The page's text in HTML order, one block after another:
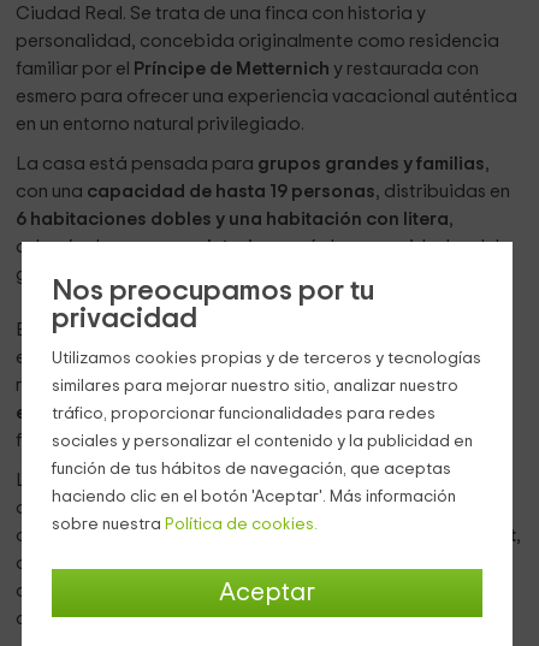
Nos preocupamos por tu
privacidad
Utilizamos cookies propias y de terceros y tecnologías
similares para mejorar nuestro sitio, analizar nuestro
tráfico, proporcionar funcionalidades para redes
sociales y personalizar el contenido y la publicidad en
función de tus hábitos de navegación, que aceptas
haciendo clic en el botón 'Aceptar'. Más información
sobre nuestra Política de cookies.
Aceptar
Ciudad Real. Se trata de una finca con historia y
personalidad, concebida originalmente como residencia
familiar por el
Príncipe de Metternich y restaurada con
esmero para ofrecer una experiencia vacacional auténtica
en un entorno natural privilegiado.
La casa está pensada para grupos grandes y familias,
con una capacidad de hasta 19 personas, distribuidas en
6 habitaciones dobles y una habitación con litera,
además de camassupletoriassegún las necesidades del
grupo.
En el interior encontrarás
entre ellos unsalón comedor con chimenea, ideal para
relajarse y compartir momentos, y unacocina totalmente
equipada, preparada para estancias largas y reuniones
familiares.
Las estancias combinan confort y carácter
, con detalles
cuidados y equipamiento completo. La vivienda dispone
de
calefacción, aire acondicionado y conexión a internet,
además de cocina completa, office, lavadero y zonas
comunes pensadas para que la convivencia sea cómoda y
agradable durante toda la estancia.